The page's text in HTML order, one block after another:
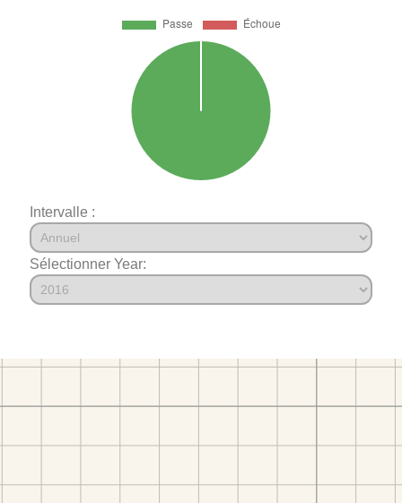
Intervalle :
Sélectionner Year: